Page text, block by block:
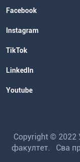
Facebook
Instagram
TikTok
LinkedIn
Youtube
Copyright © 2022
факултет. Сва